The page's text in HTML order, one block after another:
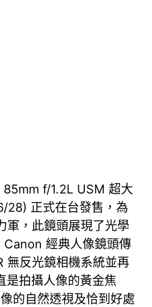
f/1.2L USM 超大
28) 正式在台發售，為
軍，此鏡頭展現了光學
經典人像鏡頭傳
無反光鏡相機系統並再
是拍攝人像的黃金焦
的自然透視及恰到好處